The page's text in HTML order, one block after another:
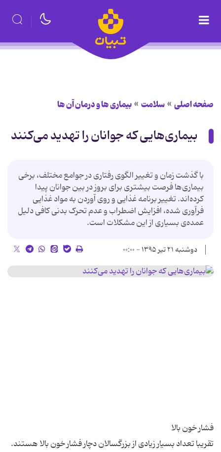
صفحه اصلی سلامت بیماری ها و درمان آن ها
بیماری‌هایی که جوانان را تهدید می‌کنند
با گذشت زمان و تغییر الگوی رفتاری در جوامع مختلف، برخی
بیماری‌ها فرصت بیشتری برای بروز در بین جوانان پیدا
کرده‌اند. تغییر برنامه غذایی و روی آوردن به مواد غذایی
فرآوری شده، افزایش اضطراب و عدم تحرک بدنی کافی دلیل
عمده‌ی بسیاری از این مشکلات است.
دوشنبه ۲۱ تیر ۱۳۹۵ - ۰۰:۰۰
تقریبا تعداد بسیار زیادی از بزرگسالان دچار فشار خون بالا هستند.